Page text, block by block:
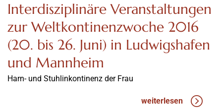
Interdisziplinäre Veranstaltungen
zur Weltkontinenzwoche 2016
(20. bis 26. Juni) in Ludwigshafen
und Mannheim
Harn- und Stuhlinkontinenz der Frau
weiterlesen